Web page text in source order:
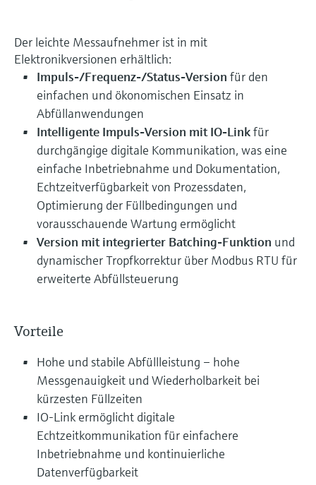
Der leichte Messaufnehmer ist in mit
Elektronikversionen erhältlich:
Impuls-/Frequenz-/Status-Version für den
einfachen und ökonomischen Einsatz in
Abfüllanwendungen
Intelligente Impuls-Version mit IO-Linkfür
durchgängige digitale Kommunikation, was eine
einfache Inbetriebnahme und Dokumentation,
Echtzeitverfügbarkeit von Prozessdaten,
Optimierung der Füllbedingungen und
vorausschauende Wartung ermöglicht
Version mit integrierter Batching-Funktion und
dynamischer Tropfkorrektur über Modbus RTU für
erweiterte Abfüllsteuerung
Vorteile
Hohe und stabile Abfüllleistung – hohe
Messgenauigkeit und Wiederholbarkeit bei
kürzesten Füllzeiten
IO-Link ermöglicht digitale
Echtzeitkommunikation für einfachere
Inbetriebnahme und kontinuierliche
Datenverfügbarkeit